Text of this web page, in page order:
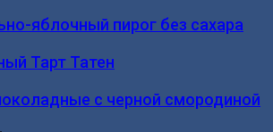
яблочный пирог без сахара
Тарт Татен
с черной смородиной